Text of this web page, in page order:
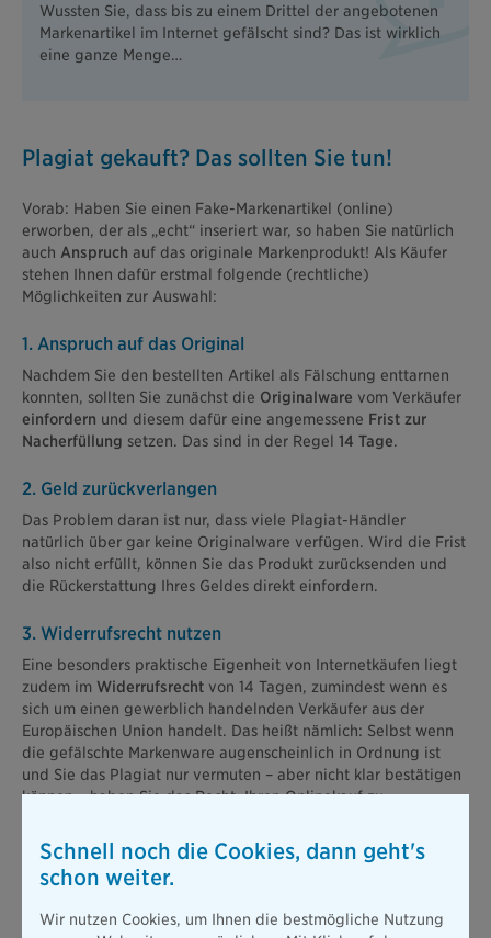
Wussten Sie, dass bis zu einem Drittel der angebotenen
Markenartikel im Internet gefälscht sind? Das ist wirklich
eine ganze Menge…
Plagiat gekauft? Das sollten Sie tun!
Vorab: Haben Sie einen Fake-Markenartikel (online)
erworben, der als „echt“ inseriert war, so haben Sie natürlich
auch Anspruch auf das originale Markenprodukt! Als Käufer
stehen Ihnen dafür erstmal folgende (rechtliche)
Möglichkeiten zur Auswahl:
1. Anspruch auf das Original
Nachdem Sie den bestellten Artikel als Fälschung enttarnen
konnten, sollten Sie zunächst die Originalware vom Verkäufer
einfordern und diesem dafür eine angemessene Frist zur
Nacherfüllung setzen. Das sind in der Regel 14 Tage.
2. Geld zurückverlangen
Das Problem daran ist nur, dass viele Plagiat-Händler
natürlich über gar keine Originalware verfügen. Wird die Frist
also nicht erfüllt, können Sie das Produkt zurücksenden und
die Rückerstattung Ihres Geldes direkt einfordern.
3. Widerrufsrecht nutzen
Eine besonders praktische Eigenheit von Internetkäufen liegt
zudem im Widerrufsrecht von 14 Tagen, zumindest wenn es
sich um einen gewerblich handelnden Verkäufer aus der
Europäischen Union handelt. Das heißt nämlich: Selbst wenn
die gefälschte Markenware augenscheinlich in Ordnung ist
und Sie das Plagiat nur vermuten – aber nicht klar bestätigen
können – haben Sie das Recht, Ihren Onlinekauf zu
4. Ist Klagen sinnvoll?
versuchen, Ihre Ansprüche vor Gericht geltend zu machen.
Schnell noch die Cookies, dann geht's
schon weiter.
Wir nutzen Cookies, um Ihnen die bestmögliche Nutzung